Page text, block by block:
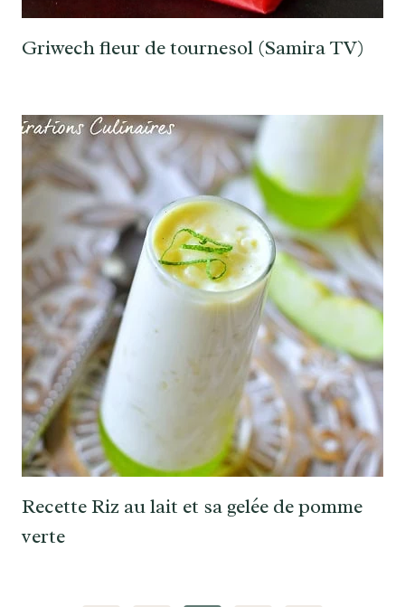
Griwech fleur de tournesol (Samira TV)
Recette Riz au lait et sa gelée de pomme
verte